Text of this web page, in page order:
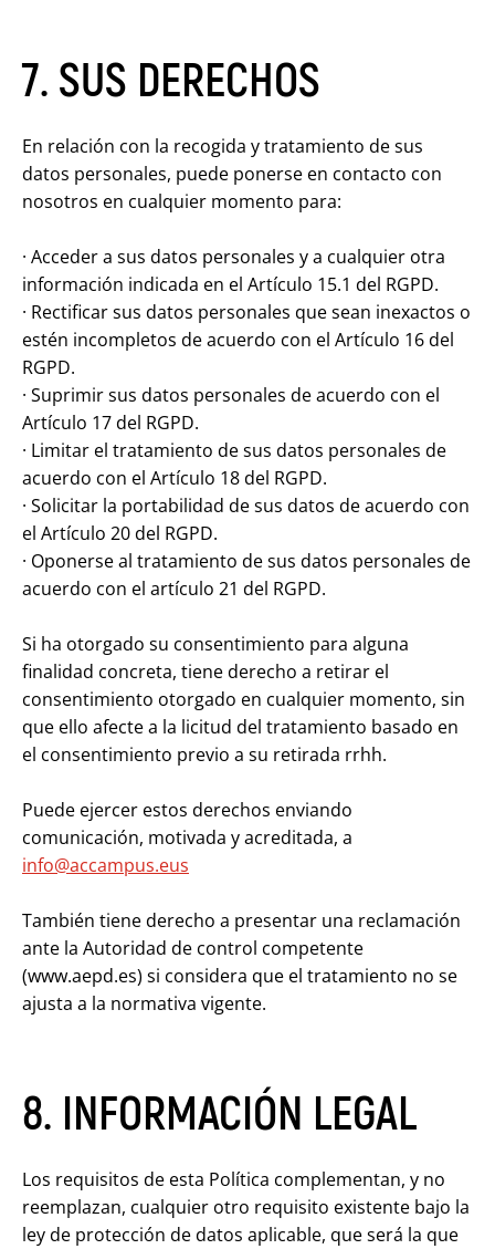
7. SUS DERECHOS
En relación con la recogida y tratamiento de sus
datos personales, puede ponerse en contacto con
nosotros en cualquier momento para:
· Acceder a sus datos personales y a cualquier otra
información indicada en el Artículo 15.1 del RGPD.
· Rectificar sus datos personales que sean inexactos o
estén incompletos de acuerdo con el Artículo 16 del
RGPD.
· Suprimir sus datos personales de acuerdo con el
Artículo 17 del RGPD.
· Limitar el tratamiento de sus datos personales de
acuerdo con el Artículo 18 del RGPD.
· Solicitar la portabilidad de sus datos de acuerdo con
el Artículo 20 del RGPD.
· Oponerse al tratamiento de sus datos personales de
acuerdo con el artículo 21 del RGPD.
Si ha otorgado su consentimiento para alguna
finalidad concreta, tiene derecho a retirar el
consentimiento otorgado en cualquier momento, sin
que ello afecte a la licitud del tratamiento basado en
el consentimiento previo a su retirada rrhh.
Puede ejercer estos derechos enviando
comunicación, motivada y acreditada, a
info@accampus.eus
También tiene derecho a presentar una reclamación
ante la Autoridad de control competente
(www.aepd.es) si considera que el tratamiento no se
ajusta a la normativa vigente.
8. INFORMACIÓN LEGAL
Los requisitos de esta Política complementan, y no
reemplazan, cualquier otro requisito existente bajo la
ley de protección de datos aplicable, que será la que